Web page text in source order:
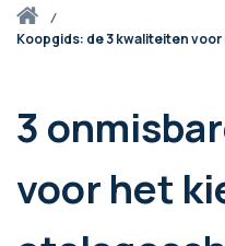
Thuis
koopgids: de 3 kwaliteiten
3
voor het